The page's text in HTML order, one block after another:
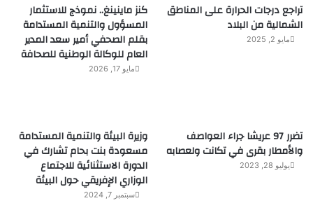
كنز ماينينغ.. نموذج للاستثمار
المسؤول والتنمية المستدامة
بقلم الصحفي أمير سعد المدير
العام للوكالة الوطنية للصحافة
مايو 17, 2026
تراجع درجات الحرارة على المناطق
الشمالية من البلاد
مايو 2, 2025
وزيرة البيئة والتنمية المستدامة
مسعودة بنت بحام تشارك في
الدورة الاستثنائية للاجتماع
الوزاري الإفريقي حول البيئة
سبتمبر 7, 2024
تضرر 97 عريشا جراء العواصف
والأمطار بقرى في تكانت ولعصابه
يوليو 28, 2023